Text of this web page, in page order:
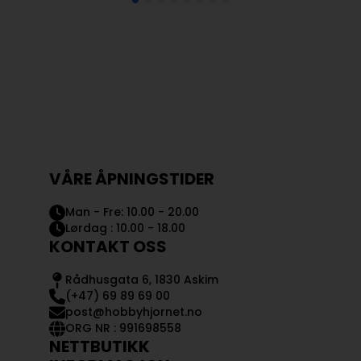
VÅRE ÅPNINGSTIDER
Man - Fre: 10.00 - 20.00
Lørdag : 10.00 - 18.00
KONTAKT OSS
Rådhusgata 6, 1830 Askim
(+47) 69 89 69 00
post@hobbyhjornet.no
ORG NR : 991698558
NETTBUTIKK